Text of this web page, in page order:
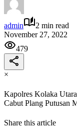
admin
2 min read
November 27, 2022
479
×
Kapolres Kolaka
Cabut Plang
Share this article